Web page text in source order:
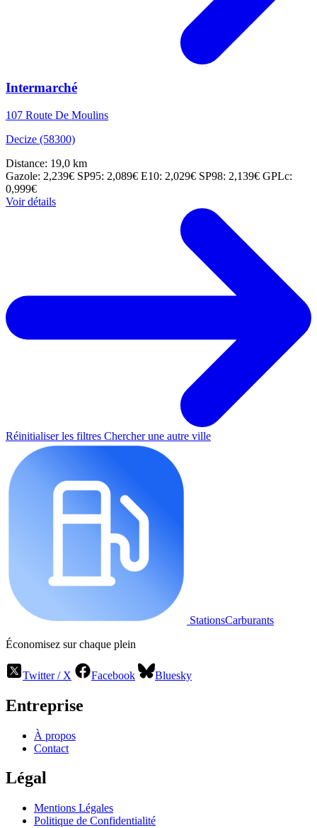
Intermarché
107 Route De Moulins
Decize (58300)
Distance: 19,0 km
Gazole: 2,239€ SP95: 2,089€ E10: 2,029€ SP98: 2,139€ GPLc:
0,999€
Voir détails
Réinitialiser les filtres Chercher une autre ville
StationsCarburants
Économisez sur chaque plein
Twitter / X Facebook Bluesky
Entreprise
À propos
Contact
Légal
Mentions Légales
Politique de Confidentialité